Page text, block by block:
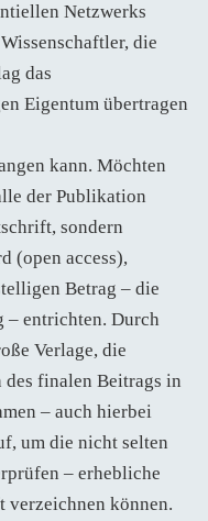
Netzwerks
die
das
Eigentum übertragen
kann. Möchten
der Publikation
sondern
(open access),
Betrag – die
– entrichten. Durch
Verlage, die
finalen Beitrags in
– auch hierbei
um die nicht selten
– erhebliche
verzeichnen können.